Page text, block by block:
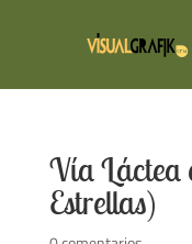
Vía Láctea
Estrellas)